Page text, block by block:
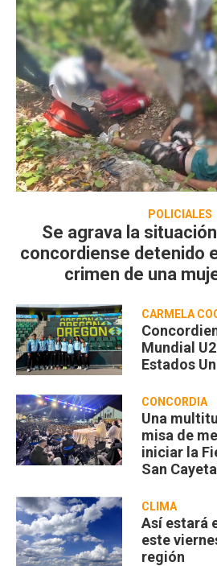
POLICIALES
Se agrava la
concordiense detenido
crimen de una
CARMELA
Mundial
Estados
CONCORDIA
Una
misa de
iniciar la
San
CLIMA
Así estará
este
región